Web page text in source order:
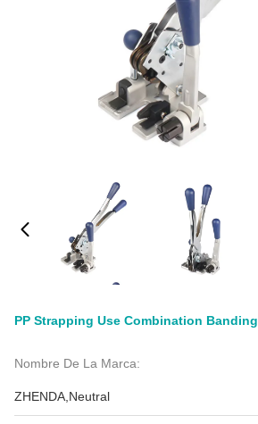
PP Strapping Use Combination
Nombre De La Marca:
ZHENDA,Neutral